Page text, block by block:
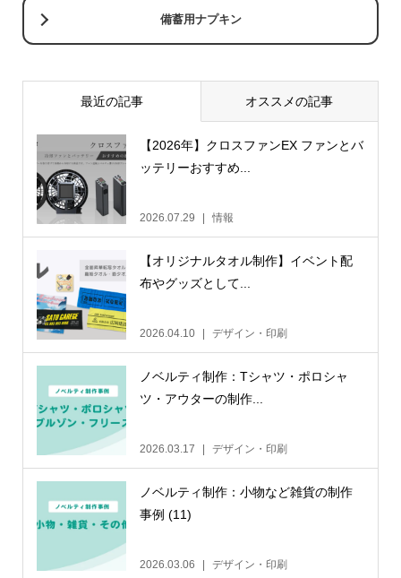
備蓄用ナプキン
最近の記事 オススメの記事
【2026年】クロスファンEX ファンとバ
ッテリーおすすめ...
2026.07.29 情報
【オリジナルタオル制作】イベント配
布やグッズとして...
2026.04.10 デザイン・印刷
ノベルティ制作：Tシャツ・ポロシャ
ツ・アウターの制作...
2026.03.17 デザイン・印刷
ノベルティ制作：小物など雑貨の制作
事例 (11)
2026.03.06 デザイン・印刷